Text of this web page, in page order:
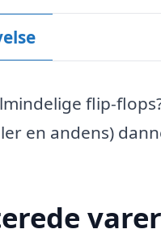
flip-
en andens)
varer